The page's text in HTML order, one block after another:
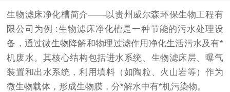
生物滤床净化槽简介——以贵州威尔森环保生物工程有
限公司为例 :生物滤床净化槽是一种节能的污水处理设
备 ，通过微生物降解和物理过滤作用净化生活污水及有*
机废水。其核心结构包括进水系统、生物滤床层、曝气
装置和出水系统，利用填料（如陶粒、火山岩等）作为
微生物载体，形成生物膜，分*解水中有*机污染物。